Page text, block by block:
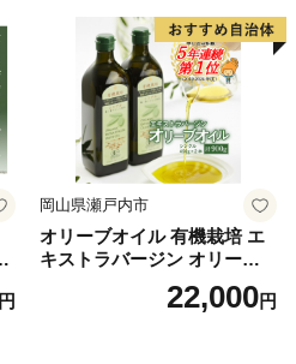
岡山県瀬戸内市
オリーブオイル 有機栽培 エ
キストラバージン オリーブ
オイル シングル 2本 セット
オーガニック 調味料 油 オリ
22,000円